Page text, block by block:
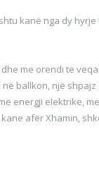
kanë nga dy
me orendi te
ballkon, një
energji elektrike,
afër Xhamin,